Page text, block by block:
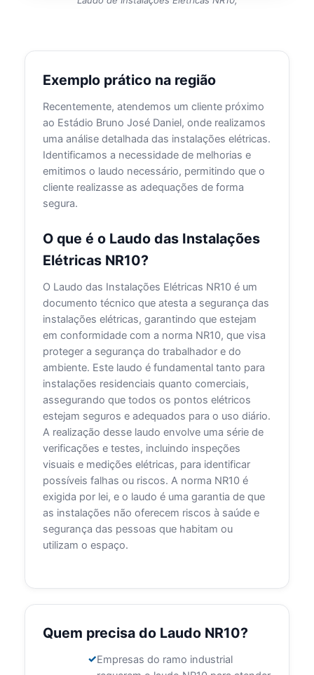
Exemplo prático na região
Recentemente, atendemos um cliente próximo
ao Estádio Bruno José Daniel, onde realizamos
uma análise detalhada das instalações elétricas.
Identificamos a necessidade de melhorias e
emitimos o laudo necessário, permitindo que o
cliente realizasse as adequações de forma
segura.
O que é o Laudo das Instalações
Elétricas NR10?
O Laudo das Instalações Elétricas NR10 é um
documento técnico que atesta a segurança das
instalações elétricas, garantindo que estejam
em conformidade com a norma NR10, que visa
proteger a segurança do trabalhador e do
ambiente. Este laudo é fundamental tanto para
instalações residenciais quanto comerciais,
assegurando que todos os pontos elétricos
estejam seguros e adequados para o uso diário.
A realização desse laudo envolve uma série de
verificações e testes, incluindo inspeções
visuais e medições elétricas, para identificar
possíveis falhas ou riscos. A norma NR10 é
exigida por lei, e o laudo é uma garantia de que
as instalações não oferecem riscos à saúde e
segurança das pessoas que habitam ou
utilizam o espaço.
Quem precisa do Laudo NR10?
Empresas do ramo industrial